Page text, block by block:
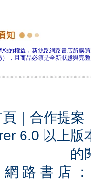
您的權益，新絲路網路書店所購
），且商品必須是全新狀態與完
｜ 合作提案
6.0 以上
的
網 路 書 店